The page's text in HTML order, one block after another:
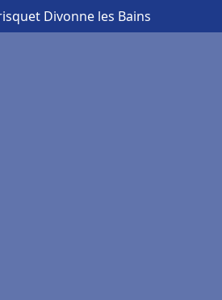
Divonne les Bains